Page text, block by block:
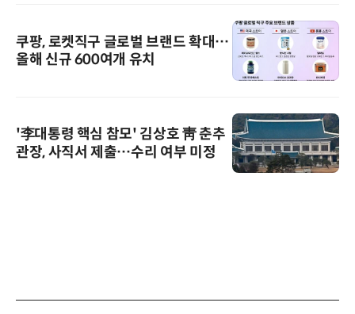
쿠팡, 로켓직구 글로벌 브랜드 확대…
올해 신규 600여개 유치
'李대통령 핵심 참모' 김상호 靑 춘추
관장, 사직서 제출…수리 여부 미정